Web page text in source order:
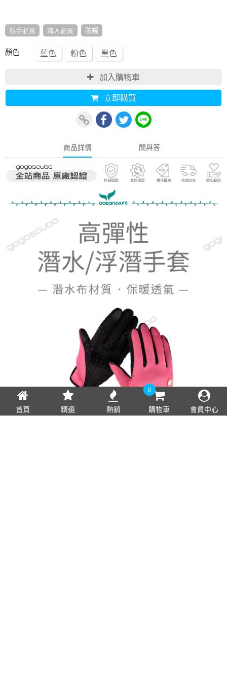
首頁 精選 熱銷
0
購物車 會員中心
新手必買 海人必買 防曬
顏色 藍色 粉色 黑色
加入購物車
立即購買
商品詳情 問與答